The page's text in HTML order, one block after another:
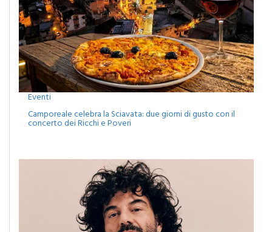
Eventi
Camporeale celebra la Sciavata: due giorni di gusto con il
concerto dei Ricchi e Poveri